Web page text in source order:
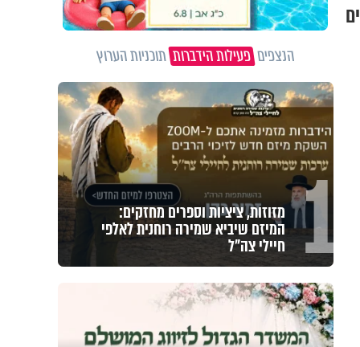
הנצפיםפעילות הידברותתוכניות הערוץ
1 מזוזות, ציציות וספרים מחזקים:
המיזם שיביא שמירה רוחנית לאלפי
חיילי צה"ל